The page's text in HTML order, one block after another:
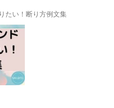
たい！断り方例文集